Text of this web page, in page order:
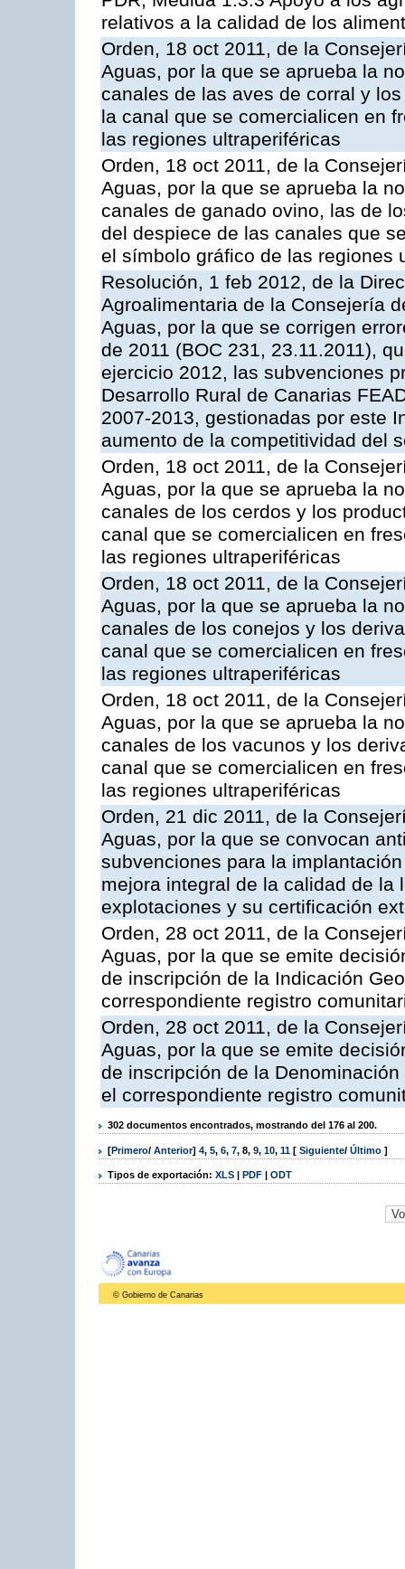
relativos a la calidad de los
Orden, 18 oct 2011, de la
Aguas, por la que se aprueba la
canales de las aves de corral y
la canal que se comercialicen en
las regiones ultraperiféricas
Orden, 18 oct 2011, de la
Aguas, por la que se aprueba la
canales de ganado ovino, las de
del despiece de las canales que
el símbolo gráfico de las regiones
Resolución, 1 feb 2012, de la
Agroalimentaria de la Consejería
Aguas, por la que se corrigen
de 2011 (BOC 231, 23.11.2011),
ejercicio 2012, las subvenciones
Desarrollo Rural de Canarias
2007-2013, gestionadas por este
aumento de la competitividad del
Orden, 18 oct 2011, de la
Aguas, por la que se aprueba la
canales de los cerdos y los
canal que se comercialicen en
las regiones ultraperiféricas
Orden, 18 oct 2011, de la
Aguas, por la que se aprueba la
canales de los conejos y los
canal que se comercialicen en
las regiones ultraperiféricas
Orden, 18 oct 2011, de la
Aguas, por la que se aprueba la
canales de los vacunos y los
canal que se comercialicen en
las regiones ultraperiféricas
Orden, 21 dic 2011, de la
Aguas, por la que se convocan
subvenciones para la
mejora integral de la calidad de
explotaciones y su certificación
Orden, 28 oct 2011, de la
Aguas, por la que se emite
de inscripción de la Indicación
correspondiente registro
Orden, 28 oct 2011, de la
Aguas, por la que se emite
de inscripción de la
el correspondiente registro
302 documentos encontrados, mostrando del 176 al 200.
[Primero/ Anterior] 4, 5, 6, 7, 8, 9, 10, 11 [ Siguiente/ Último ]
Tipos de exportación: XLS | PDF | ODT
© Gobierno de Canarias